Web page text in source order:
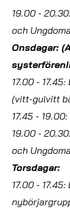
19.00 -
och
Onsdagar:
17.00 - 17.45:
(vitt-gulvitt
17.45 -
19.00 - 20.30
och
Torsdagar:
17.00 - 17.45: